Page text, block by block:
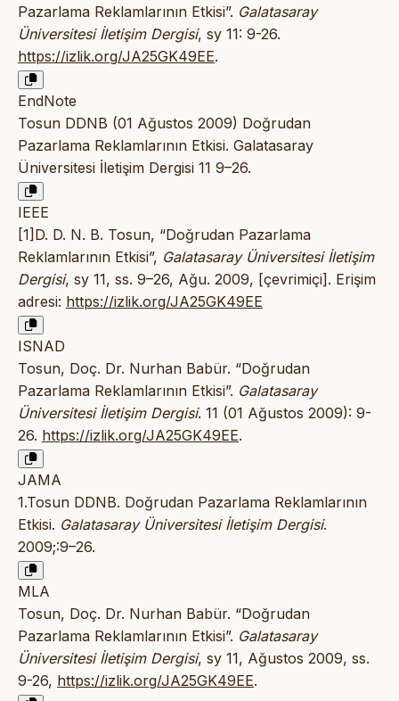
Pazarlama Reklamlarının Etkisi”. Galatasaray
Üniversitesi İletişim Dergisi, sy 11: 9-26.
https://izlik.org/JA25GK49EE.
EndNote
Tosun DDNB (01 Ağustos 2009) Doğrudan
Pazarlama Reklamlarının Etkisi. Galatasaray
Üniversitesi İletişim Dergisi 11 9–26.
IEEE
[1]D. D. N. B. Tosun, “Doğrudan Pazarlama
Reklamlarının Etkisi”, Galatasaray Üniversitesi İletişim
Dergisi, sy 11, ss. 9–26, Ağu. 2009, [çevrimiçi]. Erişim
adresi: https://izlik.org/JA25GK49EE
ISNAD
Tosun, Doç. Dr. Nurhan Babür. “Doğrudan
Pazarlama Reklamlarının Etkisi”. Galatasaray
Üniversitesi İletişim Dergisi. 11 (01 Ağustos 2009): 9-
26. https://izlik.org/JA25GK49EE.
JAMA
1.Tosun DDNB. Doğrudan Pazarlama Reklamlarının
Etkisi. Galatasaray Üniversitesi İletişim Dergisi.
2009;:9–26.
MLA
Tosun, Doç. Dr. Nurhan Babür. “Doğrudan
Pazarlama Reklamlarının Etkisi”. Galatasaray
Üniversitesi İletişim Dergisi, sy 11, Ağustos 2009, ss.
9-26, https://izlik.org/JA25GK49EE.